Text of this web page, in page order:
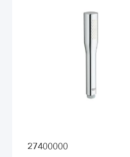
27400000